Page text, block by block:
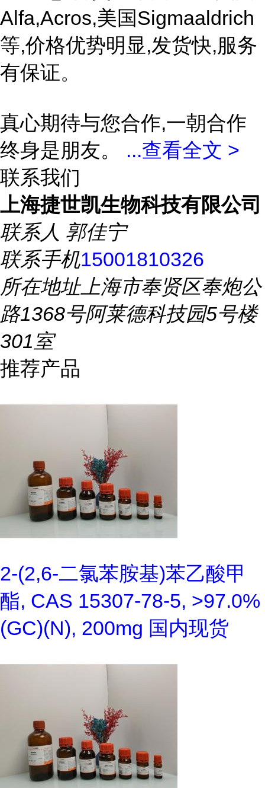
Alfa,Acros,美国Sigmaaldrich
等,价格优势明显,发货快,服务
有保证。
真心期待与您合作,一朝合作
终身是朋友。 ...查看全文 >
联系我们
上海捷世凯生物科技有限公司
联系人 郭佳宁
联系手机15001810326
所在地址上海市奉贤区奉炮公
路1368号阿莱德科技园5号楼
301室
推荐产品
2-(2,6-二氯苯胺基)苯乙酸甲
酯, CAS 15307-78-5, >97.0%
(GC)(N), 200mg 国内现货